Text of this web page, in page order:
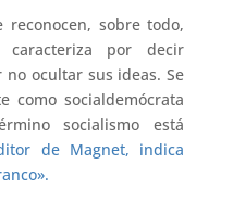
reconocen, sobre todo,
por decir
ocultar sus ideas. Se
como socialdemócrata
socialismo está
de Magnet, indica